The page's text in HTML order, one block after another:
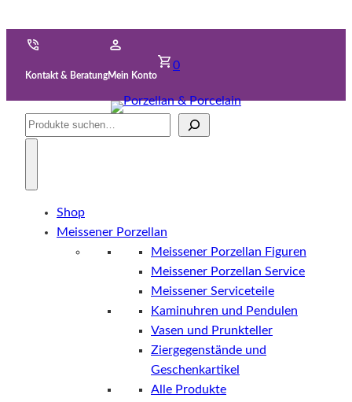
Kontakt & BeratungMein Konto
0
Suche
Shop
Meissener Porzellan
Meissener Porzellan Figuren
Meissener Porzellan Service
Meissener Serviceteile
Kaminuhren und Pendulen
Vasen und Prunkteller
Ziergegenstände und
Geschenkartikel
Alle Produkte